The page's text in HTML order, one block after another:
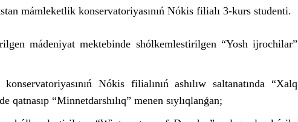
mámleketlik konservatoriyasınıń Nókis filialı 3-kurs studenti.
mádeniyat mektebinde shólkemlestirilgen “Yosh ijrochilar”
Nókis filialınıń ashılıw saltanatında “Xalq
qatnasıp “Minnetdarshılıq” menen sıylıqlanǵan;